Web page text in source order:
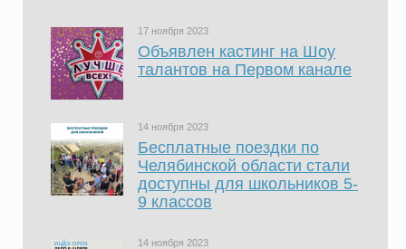
17 ноября 2023
Объявлен кастинг на Шоу
талантов на Первом канале
14 ноября 2023
Бесплатные поездки по
Челябинской области стали
доступны для школьников 5-
9 классов
14 ноября 2023